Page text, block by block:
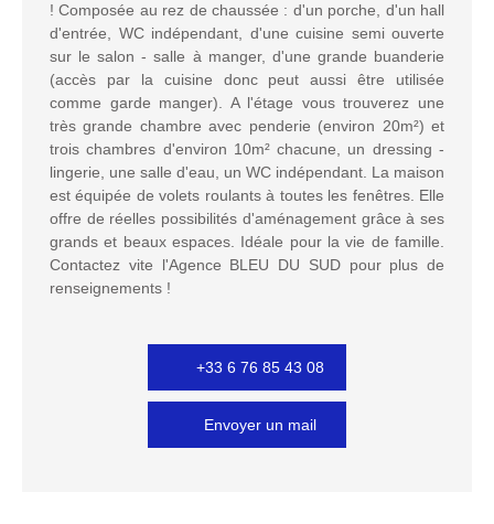
! Composée au rez de chaussée : d'un porche, d'un hall
d'entrée, WC indépendant, d'une cuisine semi ouverte
sur le salon - salle à manger, d'une grande buanderie
(accès par la cuisine donc peut aussi être utilisée
comme garde manger). A l'étage vous trouverez une
très grande chambre avec penderie (environ 20m²) et
trois chambres d'environ 10m² chacune, un dressing -
lingerie, une salle d'eau, un WC indépendant. La maison
est équipée de volets roulants à toutes les fenêtres. Elle
offre de réelles possibilités d'aménagement grâce à ses
grands et beaux espaces. Idéale pour la vie de famille.
Contactez vite l'Agence BLEU DU SUD pour plus de
renseignements !
+33 6 76 85 43 08
Envoyer un mail